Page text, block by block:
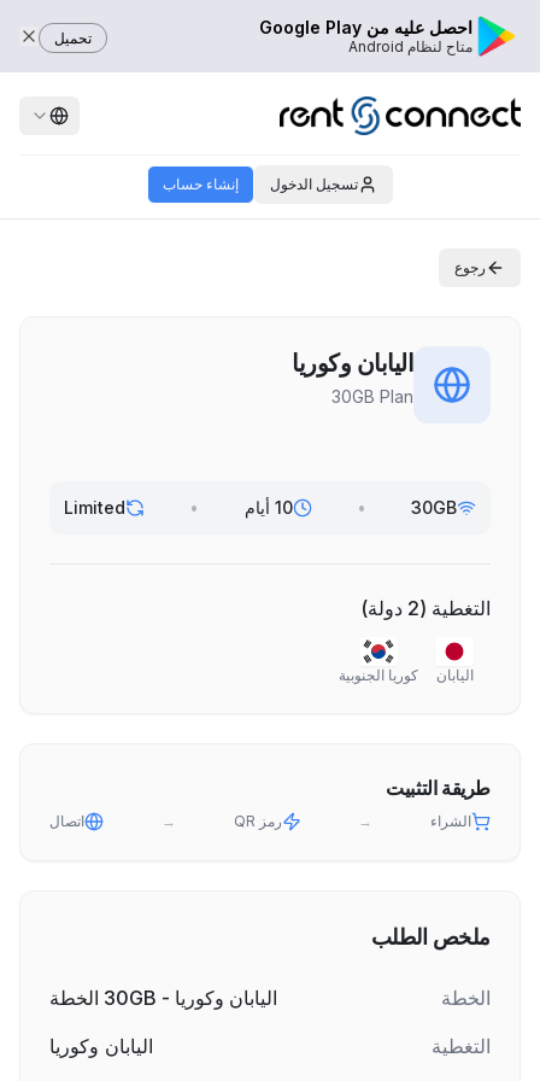
احصل عليه من Google Play
متاح لنظام Android تحميل
تسجيل الدخول إنشاء حساب
رجوع
اليابان وكوريا
30GB Plan
30GB
• 10 أيام •
Limited
التغطية (
2 دولة)
اليابان كوريا الجنوبية
طريقة التثبيت
الشراء → رمز QR → اتصال
ملخص الطلب
الخطة
اليابان وكوريا - 30GB الخطة
التغطية
اليابان وكوريا